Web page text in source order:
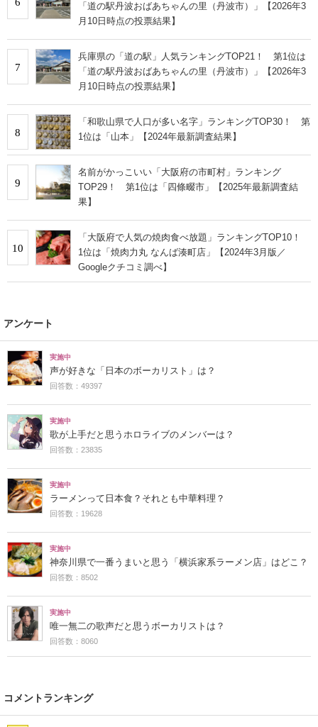
「道の駅丹波おばあちゃんの里（丹波市）」【2026年3
月10日時点の投票結果】
7
兵庫県の「道の駅」人気ランキングTOP21！ 第1位は
「道の駅丹波おばあちゃんの里（丹波市）」【2026年3
月10日時点の投票結果】
8
「和歌山県で人口が多い名字」ランキングTOP30！ 第
1位は「山本」【2024年最新調査結果】
9
名前がかっこいい「大阪府の市町村」ランキング
TOP29！ 第1位は「四條畷市」【2025年最新調査結
果】
10
「大阪府で人気の焼肉食べ放題」ランキングTOP10！
1位は「焼肉力丸 なんば湊町店」【2024年3月版／
Googleクチコミ調べ】
アンケート
実施中
声が好きな「日本のボーカリスト」は？
回答数：49397
実施中
歌が上手だと思うホロライブのメンバーは？
回答数：23835
実施中
ラーメンって日本食？それとも中華料理？
回答数：19628
実施中
神奈川県で一番うまいと思う「横浜家系ラーメン店」はどこ？
回答数：8502
実施中
唯一無二の歌声だと思うボーカリストは？
回答数：8060
コメントランキング